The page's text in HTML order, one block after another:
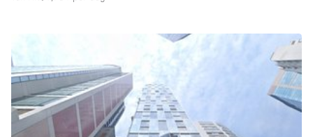
Kraampje / Marktkraam
Ontvangsthal
Overige
Restaurant / Bar / Café